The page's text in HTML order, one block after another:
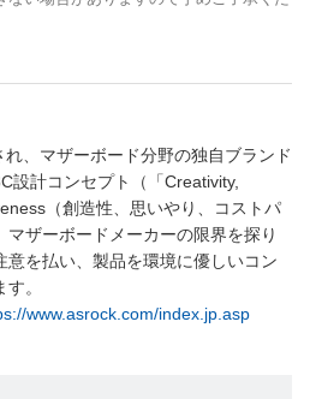
、マザーボード分野の独自ブランド
設計コンセプト（「Creativity,
（創造性、思いやり、コストパ
ザーボードメーカーの限界を探り
意を払い、製品を環境に優しいコン
。
www.asrock.com/index.jp.asp